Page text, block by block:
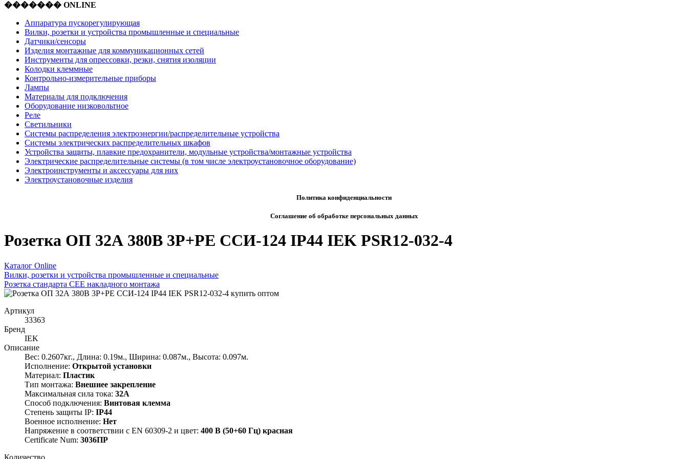
������� ONLINE
Аппаратура пускорегулирующая
Вилки, розетки и устройства промышленные и специальные
Датчики/сенсоры
Изделия монтажные для коммуникационных сетей
Инструменты для опрессовки, резки, снятия изоляции
Колодки клеммные
Контрольно-измерительные приборы
Лампы
Материалы для подключения
Оборудование низковольтное
Реле
Светильники
Системы распределения электроэнергии/распределительные устройства
Системы электрических распределительных шкафов
Устройства защиты, плавкие предохранители, модульные устройства/монтажные устройства
Электрические распределительные системы (в том числе электроустановочное оборудование)
Электроинструменты и аксессуары для них
Электроустановочные изделия
Политика конфиденциальности
Соглашение об обработке персональных данных
Розетка ОП 32А 380В 3P+PЕ ССИ-124 IP44 IEK PSR12-032-4
Каталог Online
Вилки, розетки и устройства промышленные и специальные
Розетка стандарта СЕЕ накладного монтажа
Артикул
33363
Бренд
IEK
Описание
Вес: 0.2607кг., Длина: 0.19м., Ширина: 0.087м., Высота: 0.097м.
Исполнение: Открытой установки
Материал: Пластик
Тип монтажа: Внешнее закрепление
Максимальная сила тока: 32А
Способ подключения: Винтовая клемма
Степень защиты IP: IP44
Военное исполнение: Нет
Напряжение в соответствии с EN 60309-2 и цвет: 400 В (50+60 Гц) красная
Certificate Num: 3036ПР
Количество